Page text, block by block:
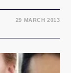
29 MARCH 2013